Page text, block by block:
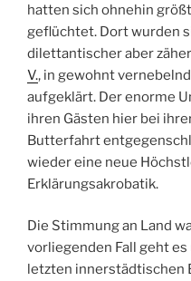
hatten sich ohnehin
geflüchtet. Dort wurden
dilettantischer aber
V., in gewohnt
aufgeklärt. Der enorme
ihren Gästen hier bei
Butterfahrt
wieder eine neue
Erklärungsakrobatik.
Die Stimmung an Land
vorliegenden Fall geht
letzten innerstädtischen